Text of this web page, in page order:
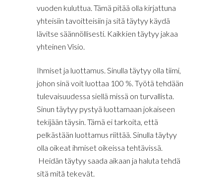
vuoden kuluttua. Tämä pitää olla kirjattuna
yhteisiin tavoitteisiin ja sitä täytyy käydä
lävitse säännöllisesti. Kaikkien täytyy jakaa
yhteinen Visio.
Ihmiset ja luottamus. Sinulla täytyy olla tiimi,
johon sinä voit luottaa 100 %. Työtä tehdään
tulevaisuudessa siellä missä on turvallista.
Sinun täytyy pystyä luottamaan jokaiseen
tekijään täysin. Tämä ei tarkoita, että
pelkästään luottamus riittää. Sinulla täytyy
olla oikeat ihmiset oikeissa tehtävissä.
Heidän täytyy saada aikaan ja haluta tehdä
sitä mitä tekevät.